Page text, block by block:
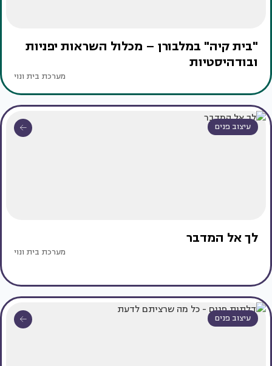
"בית קיה" במלבורן – מכלול השראות יפניות
ובודהיסטיות
מערכת בית ונוי
עיצוב פנים
לך אל המדבר
מערכת בית ונוי
עיצוב פנים